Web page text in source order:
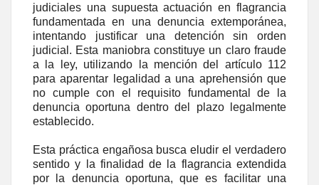
judiciales una supuesta actuación en flagrancia
fundamentada en una denuncia extemporánea,
intentando justificar una detención sin orden
judicial. Esta maniobra constituye un claro fraude
a la ley, utilizando la mención del artículo 112
para aparentar legalidad a una aprehensión que
no cumple con el requisito fundamental de la
denuncia oportuna dentro del plazo legalmente
establecido.
Esta práctica engañosa busca eludir el verdadero
sentido y la finalidad de la flagrancia extendida
por la denuncia oportuna, que es facilitar una